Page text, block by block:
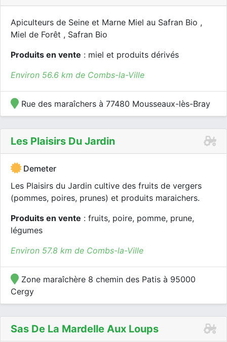
Apiculteurs de Seine et Marne Miel au Safran Bio ,
Miel de Forêt , Safran Bio
Produits en vente : miel et produits dérivés
Environ 56.6 km de Combs-la-Ville
Rue des maraîchers à 77480 Mousseaux-lès-Bray
Les Plaisirs Du Jardin
Demeter
Les Plaisirs du Jardin cultive des fruits de vergers
(pommes, poires, prunes) et produits maraichers.
Produits en vente : fruits, poire, pomme, prune,
légumes
Environ 57.8 km de Combs-la-Ville
Zone maraîchère 8 chemin des Patis à 95000
Cergy
Sas De La Mardelle Aux Loups